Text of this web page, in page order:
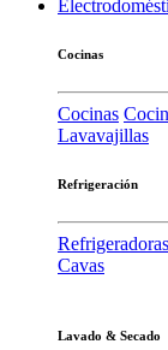
Cocinas
Cocinas
Lavavajillas
Refrigeración
Refrigeradoras
Cavas
Lavado & Secado